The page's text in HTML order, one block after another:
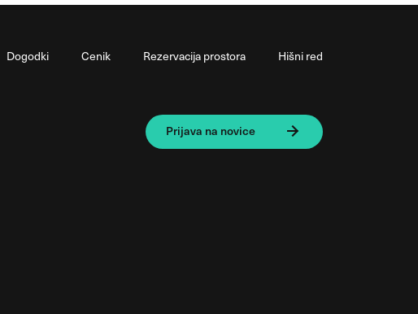
Dogodki Cenik Rezervacija prostora Hišni red
Prijava na novice